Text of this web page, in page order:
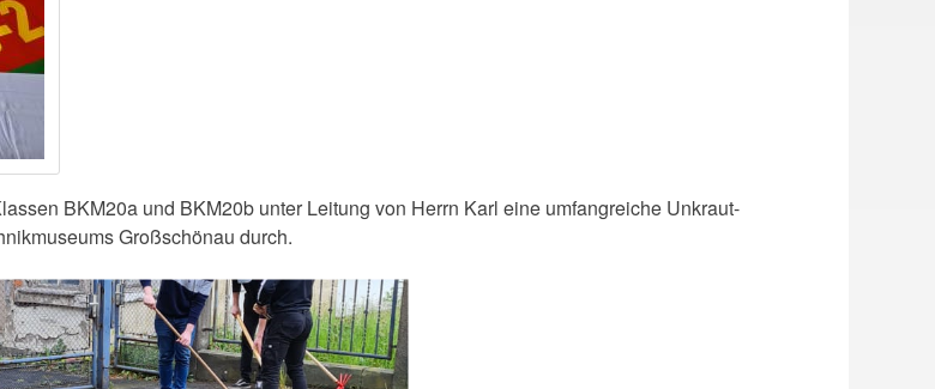
BKM20a und BKM20b unter Leitung von Herrn Karl eine umfangreiche Unkraut-
Großschönau durch.